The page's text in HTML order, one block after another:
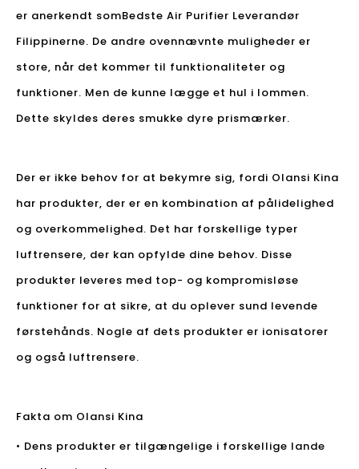
er anerkendt somBedste Air Purifier Leverandør
Filippinerne. De andre ovennævnte muligheder er
store, når det kommer til funktionaliteter og
funktioner. Men de kunne lægge et hul i lommen.
Dette skyldes deres smukke dyre prismærker.
Der er ikke behov for at bekymre sig, fordi Olansi Kina
har produkter, der er en kombination af pålidelighed
og overkommelighed. Det har forskellige typer
luftrensere, der kan opfylde dine behov. Disse
produkter leveres med top- og kompromisløse
funktioner for at sikre, at du oplever sund levende
førstehånds. Nogle af dets produkter er ionisatorer
og også luftrensere.
Fakta om Olansi Kina
• Dens produkter er tilgængelige i forskellige lande